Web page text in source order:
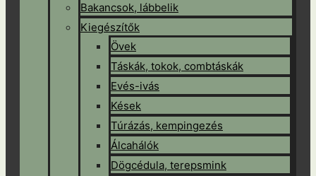
Bakancsok, lábbelik
Kiegészítők
Övek
Táskák, tokok, combtáskák
Evés-ivás
Kések
Túrázás, kempingezés
Álcahálók
Dögcédula, terepsmink